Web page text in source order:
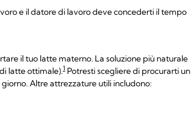
e il datore di lavoro deve concederti il tempo
il tuo latte materno. La soluzione più naturale
latte ottimale).1 Potresti scegliere di procurarti un
Altre attrezzature utili includono: